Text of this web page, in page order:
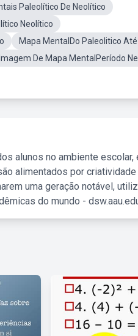
Paleolítico De Neolítico
Neolítico
Mapa MentalDo Paleolitico Até
Imagem De Mapa MentalPeríodo
alunos no ambiente escolar,
alimentados por criatividade
uma geração notável,
do mundo -